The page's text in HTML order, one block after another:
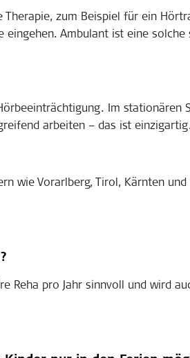
zum Beispiel für ein
Ambulant ist eine
Im stationären
arbeiten – das ist
wie Vorarlberg, Tirol, Kärnten
Reha pro Jahr sinnvoll und wird